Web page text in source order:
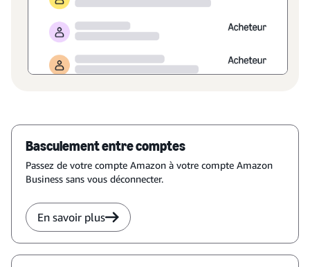
Basculement entre comptes
Passez de votre compte Amazon à votre compte Amazon
Business sans vous déconnecter.
En savoir plus